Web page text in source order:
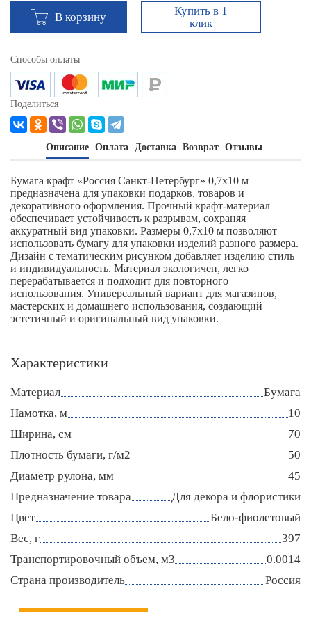
В корзину
Купить в 1
клик
Способы оплаты
Поделиться
Описание Оплата Доставка Возврат Отзывы
Бумага крафт «Россия Санкт-Петербург» 0,7х10 м
предназначена для упаковки подарков, товаров и
декоративного оформления. Прочный крафт-материал
обеспечивает устойчивость к разрывам, сохраняя
аккуратный вид упаковки. Размеры 0,7х10 м позволяют
использовать бумагу для упаковки изделий разного размера.
Дизайн с тематическим рисунком добавляет изделию стиль
и индивидуальность. Материал экологичен, легко
перерабатывается и подходит для повторного
использования. Универсальный вариант для магазинов,
мастерских и домашнего использования, создающий
эстетичный и оригинальный вид упаковки.
Характеристики
Материал
Бумага
Намотка, м
10
Ширина, см
70
Плотность бумаги, г/м2
50
Диаметр рулона, мм
45
Предназначение товара
Для декора и флористики
Цвет
Бело-фиолетовый
Вес, г
397
Транспортировочный объем, м3
0.0014
Страна производитель
Россия